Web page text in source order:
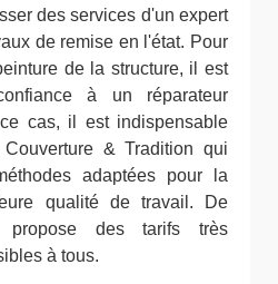
des services d'un expert
de remise en l'état. Pour
de la structure, il est
à un réparateur
cas, il est indispensable
& Tradition qui
adaptées pour la
qualité de travail. De
des tarifs très
à tous.